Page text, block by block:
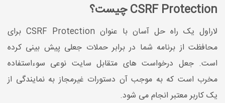
CSRF Protection چیست؟
لاراول یک راه حل آسان با عنوان CSRF Protection برای
محافظت از برنامه شما در برابر حملات جعلی پیش بینی کرده
است. جعل درخواست های متقابل سایت نوعی سوءاستفاده
مخرب است که به موجب آن دستورات غیرمجاز به نمایندگی از
یک کاربر معتبر انجام می شود.